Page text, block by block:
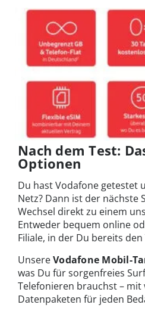
Nach dem Test:
Optionen
Du hast Vodafone getestet
Netz? Dann ist der nächste
Wechsel direkt zu einem
Entweder bequem online
Filiale, in der Du bereits
UnsereVodafone Mobil-
was Du für sorgenfreies
Telefonieren brauchst – mit
Datenpaketen für jeden